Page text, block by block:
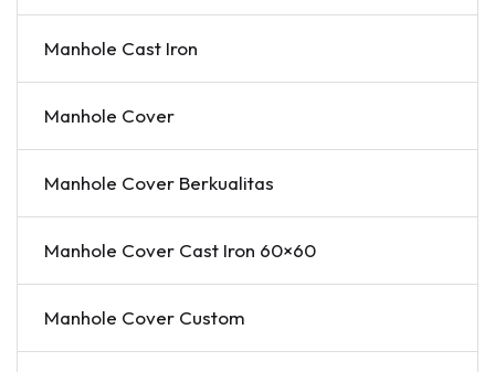
Manhole Cast Iron
Manhole Cover
Manhole Cover Berkualitas
Manhole Cover Cast Iron 60×60
Manhole Cover Custom